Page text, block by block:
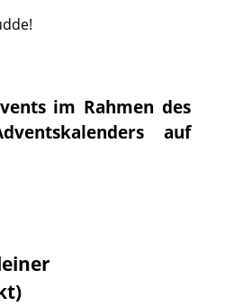
im Rahmen des
auf